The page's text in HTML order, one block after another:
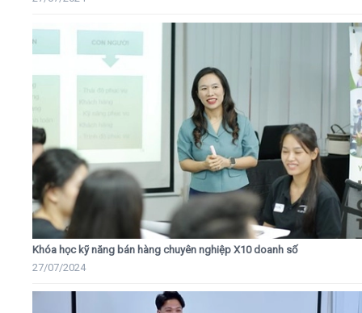
Khóa học kỹ năng bán hàng chuyên nghiệp X10 doanh số
27/07/2024